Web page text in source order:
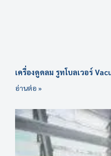
เครื่องดูดลม รูทโบลเวอร์
อ่านต่อ »